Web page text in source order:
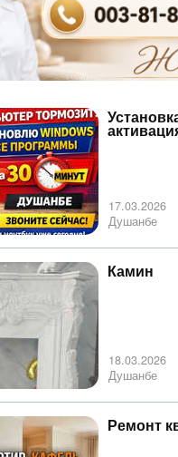
17.03.2026
Душанбе
Камин
18.03.2026
Душанбе
Ремонт